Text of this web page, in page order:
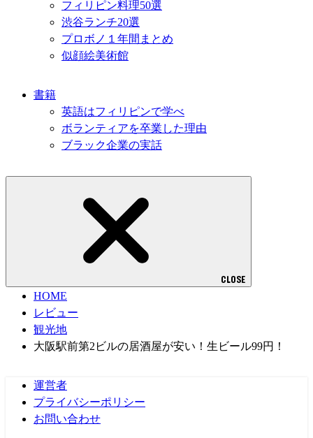
フィリピン料理50選
渋谷ランチ20選
プロボノ１年間まとめ
似顔絵美術館
書籍
英語はフィリピンで学べ
ボランティアを卒業した理由
ブラック企業の実話
CLOSE
HOME
レビュー
観光地
大阪駅前第2ビルの居酒屋が安い！生ビール99円！
運営者
プライバシーポリシー
お問い合わせ